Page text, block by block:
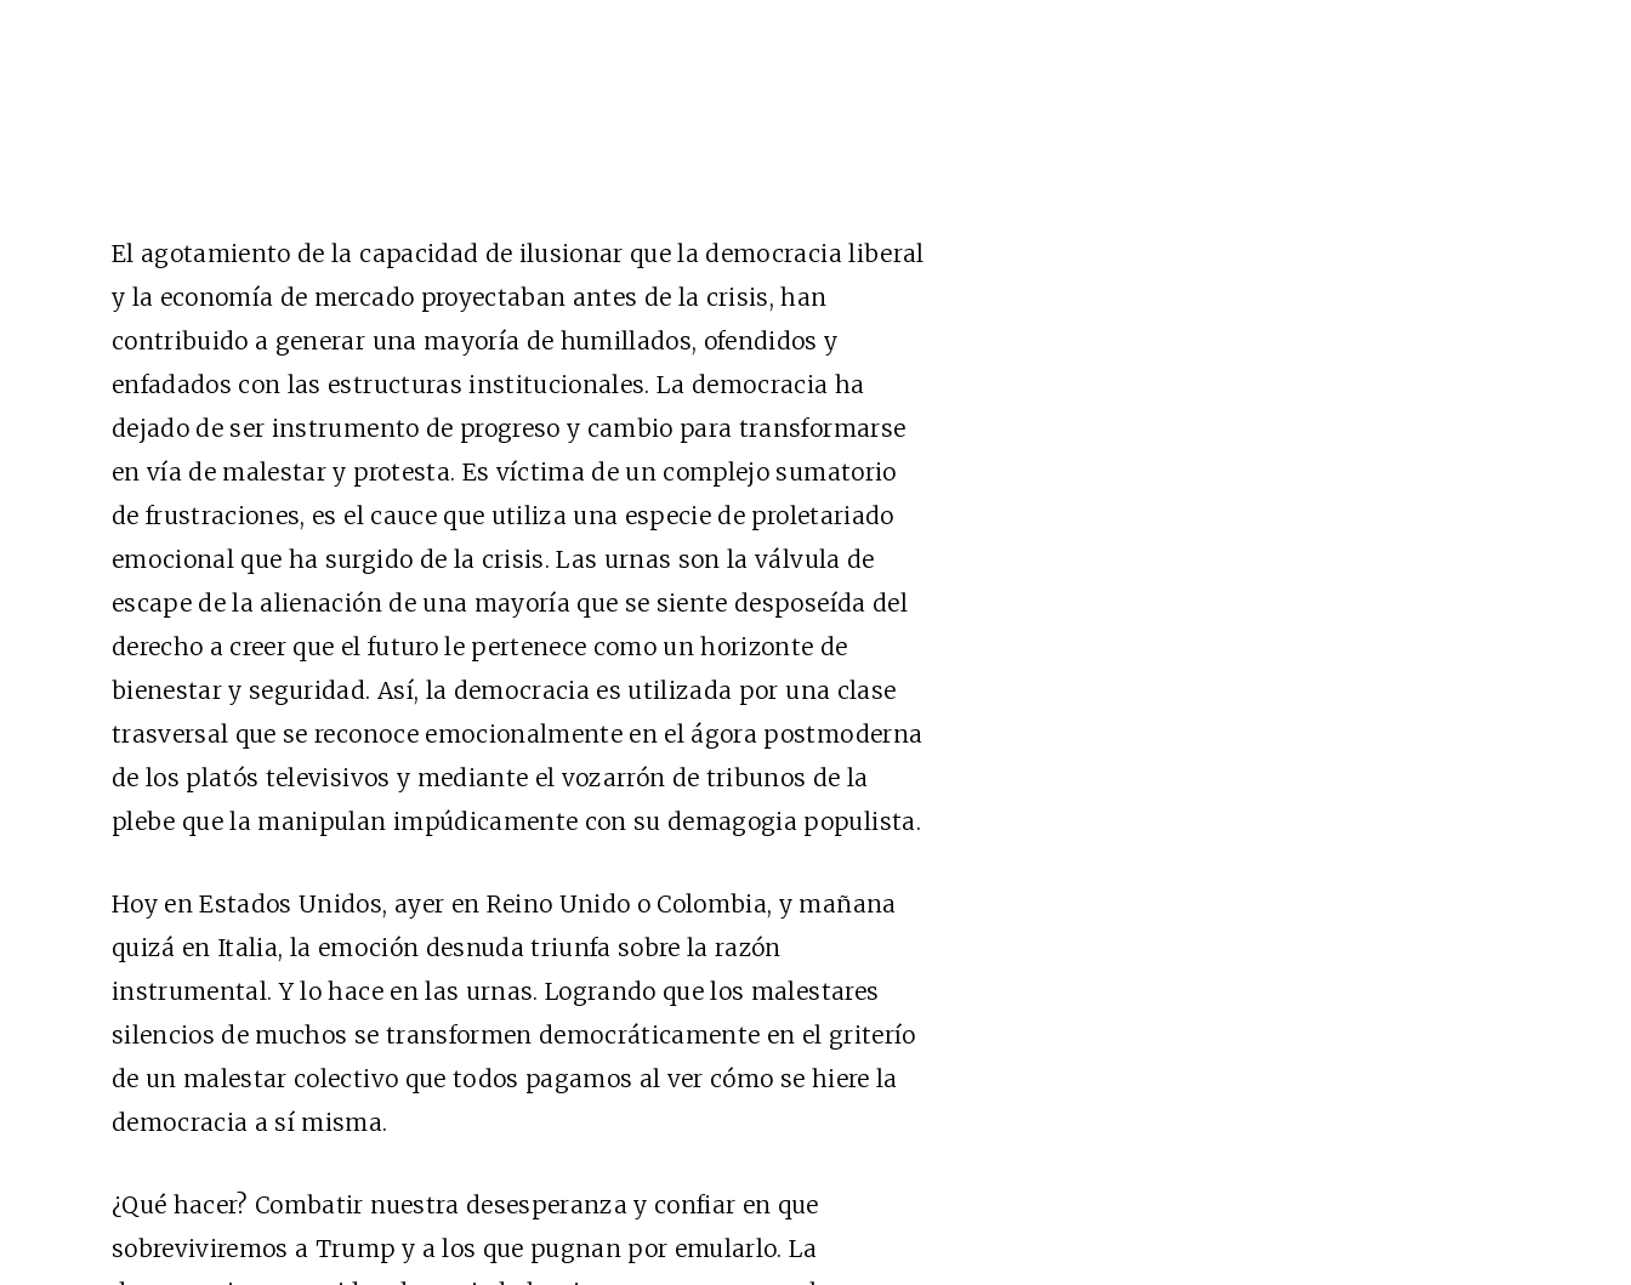
El agotamiento de la capacidad de ilusionar que la democracia liberal
y la economía de mercado proyectaban antes de la crisis, han
contribuido a generar una mayoría de humillados, ofendidos y
enfadados con las estructuras institucionales. La democracia ha
dejado de ser instrumento de progreso y cambio para transformarse
en vía de malestar y protesta. Es víctima de un complejo sumatorio
de frustraciones, es el cauce que utiliza una especie de proletariado
emocional que ha surgido de la crisis. Las urnas son la válvula de
escape de la alienación de una mayoría que se siente desposeída del
derecho a creer que el futuro le pertenece como un horizonte de
bienestar y seguridad. Así, la democracia es utilizada por una clase
trasversal que se reconoce emocionalmente en el ágora postmoderna
de los platós televisivos y mediante el vozarrón de tribunos de la
plebe que la manipulan impúdicamente con su demagogia populista.
Hoy en Estados Unidos, ayer en Reino Unido o Colombia, y mañana
quizá en Italia, la emoción desnuda triunfa sobre la razón
instrumental. Y lo hace en las urnas. Logrando que los malestares
silencios de muchos se transformen democráticamente en el griterío
de un malestar colectivo que todos pagamos al ver cómo se hiere la
democracia a sí misma.
¿Qué hacer? Combatir nuestra desesperanza y confiar en que
sobreviviremos a Trump y a los que pugnan por emularlo. La